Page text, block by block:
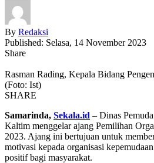
By Redaksi
Published: Selasa, 14 November 2023
Share
Rasman Rading, Kepala Bidang
(Foto: Ist)
SHARE
Samarinda, Sekala.id – Dinas
Kaltim menggelar ajang Pemilihan
2023. Ajang ini bertujuan untuk
motivasi kepada organisasi
positif bagi masyarakat.